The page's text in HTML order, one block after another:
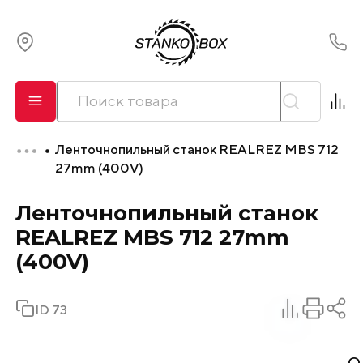
О компании
Сервис
Оплата и лизинг
Доставка
Ленточнопильный станок REALREZ MBS 712
27mm (400V)
Ленточнопильный станок
REALREZ MBS 712 27mm
(400V)
ID 73